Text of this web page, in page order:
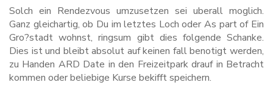
Solch ein Rendezvous umzusetzen sei uberall moglich.
Ganz gleichartig, ob Du im letztes Loch oder As part of Ein
Gro?stadt wohnst, ringsum gibt dies folgende Schanke.
Dies ist und bleibt absolut auf keinen fall benotigt werden,
zu Handen ARD Date in den Freizeitpark drauf in Betracht
kommen oder beliebige Kurse bekifft speichern.